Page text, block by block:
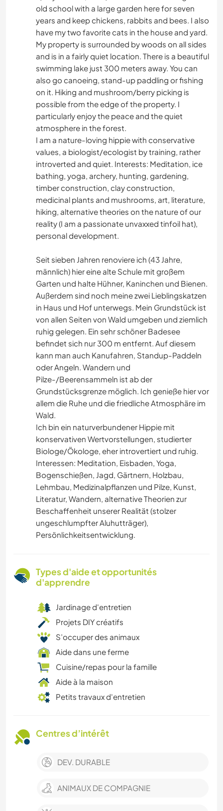
old school with a large garden here for seven
years and keep chickens, rabbits and bees. I also
have my two favorite cats in the house and yard.
My property is surrounded by woods on all sides
and is in a fairly quiet location. There is a beautiful
swimming lake just 300 meters away. You can
also go canoeing, stand-up paddling or fishing
on it. Hiking and mushroom/berry picking is
possible from the edge of the property. I
particularly enjoy the peace and the quiet
atmosphere in the forest.
I am a nature-loving hippie with conservative
values, a biologist/ecologist by training, rather
introverted and quiet. Interests: Meditation, ice
bathing, yoga, archery, hunting, gardening,
timber construction, clay construction,
medicinal plants and mushrooms, art, literature,
hiking, alternative theories on the nature of our
reality (I am a passionate unvaxxed tinfoil hat),
personal development.
Seit sieben Jahren renoviere ich (43 Jahre,
männlich) hier eine alte Schule mit großem
Garten und halte Hühner, Kaninchen und Bienen.
Außerdem sind noch meine zwei Lieblingskatzen
in Haus und Hof unterwegs. Mein Grundstück ist
von allen Seiten von Wald umgeben und ziemlich
ruhig gelegen. Ein sehr schöner Badesee
befindet sich nur 300 m entfernt. Auf diesem
kann man auch Kanufahren, Standup-Paddeln
oder Angeln. Wandern und
Pilze-/Beerensammeln ist ab der
Grundstücksgrenze möglich. Ich genieße hier vor
allem die Ruhe und die friedliche Atmosphäre im
Wald.
Ich bin ein naturverbundener Hippie mit
konservativen Wertvorstellungen, studierter
Biologe/Ökologe, eher introvertiert und ruhig.
Interessen: Meditation, Eisbaden, Yoga,
Bogenschießen, Jagd, Gärtnern, Holzbau,
Lehmbau, Medizinalpflanzen und Pilze, Kunst,
Literatur, Wandern, alternative Theorien zur
Beschaffenheit unserer Realität (stolzer
ungeschlumpfter Aluhutträger),
Persönlichkeitsentwicklung.
Types d'aide et opportunités
d'apprendre
Jardinage d'entretien
Projets DIY créatifs
S’occuper des animaux
Aide dans une ferme
Cuisine/repas pour la famille
Aide à la maison
Petits travaux d'entretien
Centres d’intérêt
DEV. DURABLE
ANIMAUX DE COMPAGNIE